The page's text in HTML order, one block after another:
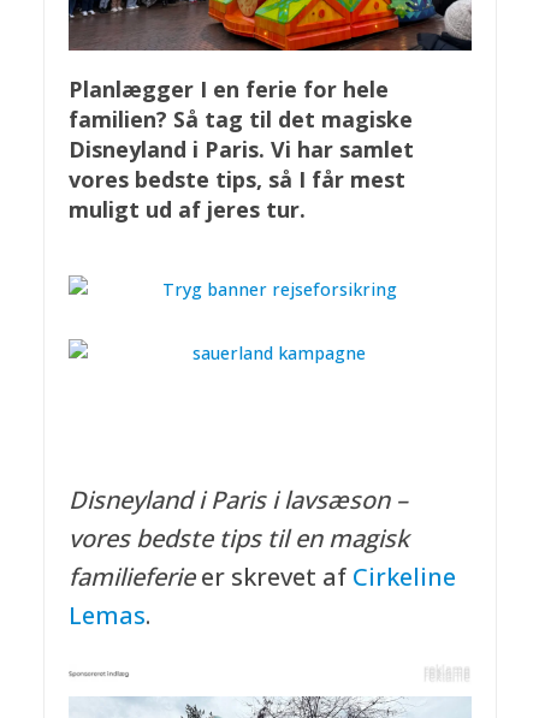
Planlægger I en ferie for hele
familien? Så tag til det magiske
Disneyland i Paris. Vi har samlet
vores bedste tips, så I får mest
muligt ud af jeres tur.
Disneyland i Paris i lavsæson –
vores bedste tips til en magisk
familieferieer skrevet af Cirkeline
Lemas.